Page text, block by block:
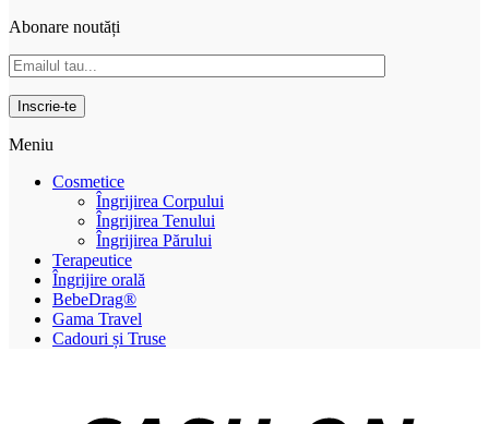
Abonare noutăți
Meniu
Cosmetice
Îngrijirea Corpului
Îngrijirea Tenului
Îngrijirea Părului
Terapeutice
Îngrijire orală
BebeDrag®
Gama Travel
Cadouri și Truse